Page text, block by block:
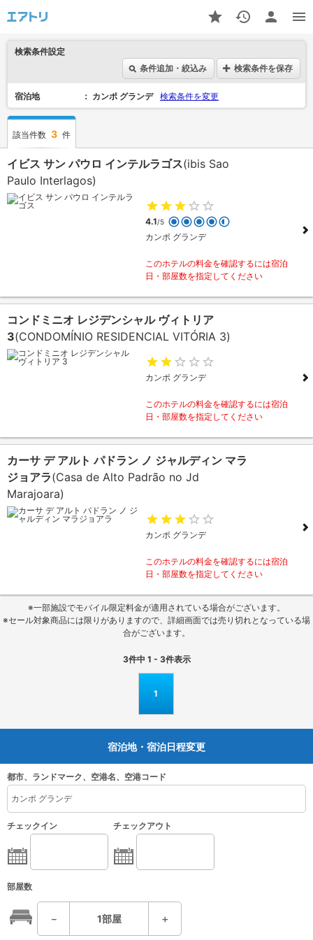
検索条件設定
条件追加・絞込み
検索条件を保存
宿泊地 カンポ グランデ 検索条件を変更
該当件数 3 件
イビス サン パウロ インテルラゴス(ibis Sao
Paulo Interlagos)
4.1/5
カンポ グランデ
このホテルの料金を確認するには宿泊
日・部屋数を指定してください
コンドミニオ レジデンシャル ヴィトリア
3(CONDOMÍNIO RESIDENCIAL VITÓRIA 3)
カンポ グランデ
このホテルの料金を確認するには宿泊
日・部屋数を指定してください
カーサ デ アルト パドラン ノ ジャルディン マラ
ジョアラ(Casa de Alto Padrão no Jd
Marajoara)
カンポ グランデ
このホテルの料金を確認するには宿泊
日・部屋数を指定してください
※一部施設でモバイル限定料金が適用されている場合がございます。
※セール対象商品には限りがありますので、詳細画面では売り切れとなっている場
合がございます。
3件中 1 - 3件表示
1
宿泊地・宿泊日程変更
都市、ランドマーク、空港名、空港コード
チェックイン チェックアウト
部屋数
－ 1部屋 ＋